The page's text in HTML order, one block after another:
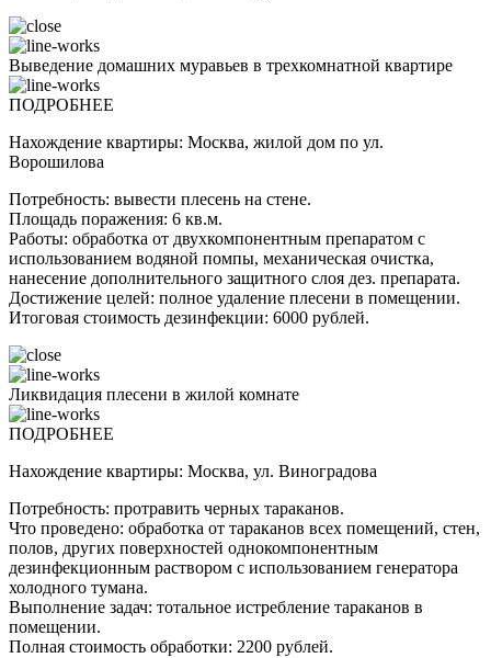
Выведение домашних муравьев в трехкомнатной квартире
ПОДРОБНЕЕ
Нахождение квартиры: Москва, жилой дом по ул.
Ворошилова
Потребность: вывести плесень на стене.
Площадь поражения: 6 кв.м.
Работы: обработка от двухкомпонентным препаратом с
использованием водяной помпы, механическая очистка,
нанесение дополнительного защитного слоя дез. препарата.
Достижение целей: полное удаление плесени в помещении.
Итоговая стоимость дезинфекции: 6000 рублей.
Ликвидация плесени в жилой комнате
ПОДРОБНЕЕ
Нахождение квартиры: Москва, ул. Виноградова
Потребность: протравить черных тараканов.
Что проведено: обработка от тараканов всех помещений, стен,
полов, других поверхностей однокомпонентным
дезинфекционным раствором с использованием генератора
холодного тумана.
Выполнение задач: тотальное истребление тараканов в
помещении.
Полная стоимость обработки: 2200 рублей.